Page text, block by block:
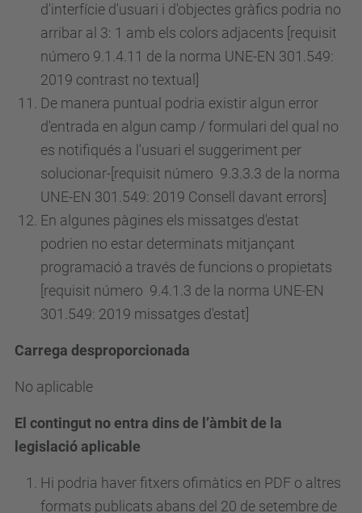
d'interfície d'usuari i d'objectes gràfics podria no
arribar al 3: 1 amb els colors adjacents [requisit
número 9.1.4.11 de la norma UNE-EN 301.549:
2019 contrast no textual]
De manera puntual podria existir algun error
d'entrada en algun camp / formulari del qual no
es notifiqués a l'usuari el suggeriment per
solucionar-[requisit número 9.3.3.3 de la norma
UNE-EN 301.549: 2019 Consell davant errors]
En algunes pàgines els missatges d'estat
podrien no estar determinats mitjançant
programació a través de funcions o propietats
[requisit número 9.4.1.3 de la norma UNE-EN
301.549: 2019 missatges d'estat]
Carrega desproporcionada
No aplicable
El contingut no entra dins de l’àmbit de la
legislació aplicable
Hi podria haver fitxers ofimàtics en PDF o altres
formats publicats abans del 20 de setembre de